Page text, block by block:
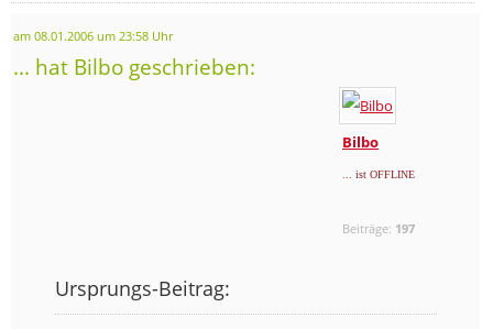
am 08.01.2006 um 23:58 Uhr
... hat Bilbo geschrieben:
Bilbo
... ist OFFLINE
Beiträge: 197
Ursprungs-Beitrag: